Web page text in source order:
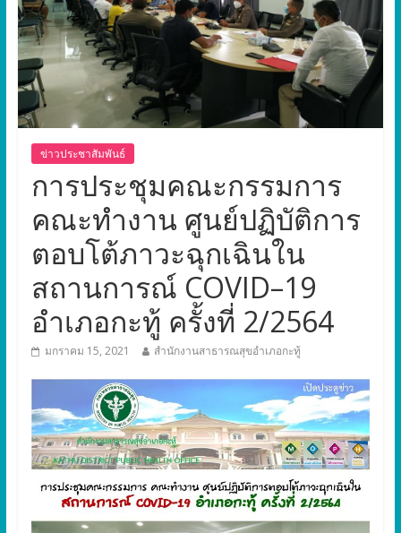
ข่าวประชาสัมพันธ์
การประชุมคณะกรรมการ
คณะทำงาน ศูนย์ปฏิบัติการ
ตอบโต้ภาวะฉุกเฉินใน
สถานการณ์ COVID–19
อำเภอกะทู้ ครั้งที่ 2/2564
มกราคม 15, 2021 สำนักงานสาธารณสุขอำเภอกะทู้